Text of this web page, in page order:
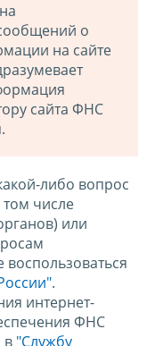
о
на сайте
сайта ФНС
либо вопрос
числе
или
.
интернет-
ФНС
в "Службу